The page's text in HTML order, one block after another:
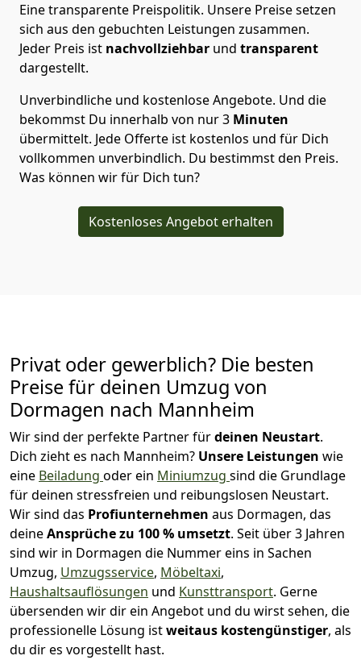
Eine transparente Preispolitik. Unsere Preise setzen
sich aus den gebuchten Leistungen zusammen.
Jeder Preis ist nachvollziehbar und transparent
dargestellt.
Unverbindliche und kostenlose Angebote. Und die
bekommst Du innerhalb von nur3 Minuten
übermittelt. Jede Offerte ist kostenlos und für Dich
vollkommen unverbindlich. Du bestimmst den Preis.
Was können wir für Dich tun?
Kostenloses Angebot erhalten
Privat oder gewerblich? Die besten
Preise für deinen Umzug von
Dormagen nach Mannheim
Wir sind der perfekte Partner fürdeinen Neustart.
Dich zieht es nach Mannheim? Unsere Leistungen wie
eine Beiladung oder ein Miniumzug sind die Grundlage
für deinen stressfreien und reibungslosen Neustart.
Wir sind das Profiunternehmen aus Dormagen, das
deineAnsprüche zu 100 % umsetzt. Seit über 3 Jahren
sind wir in Dormagen die Nummer eins in Sachen
Umzug, Umzugsservice, Möbeltaxi,
Haushaltsauflösungen und Kunsttransport. Gerne
übersenden wir dir ein Angebot und du wirst sehen, die
professionelle Lösung istweitaus kostengünstiger, als
du dir es vorgestellt hast.